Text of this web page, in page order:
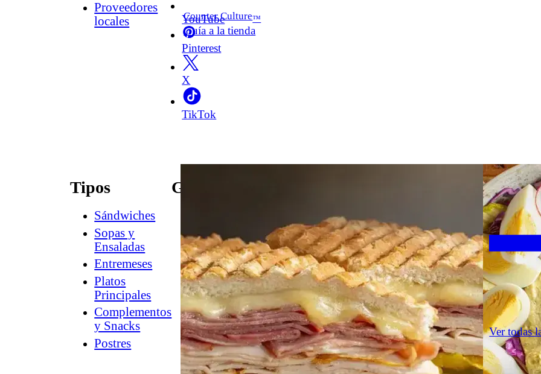
Proveedores
locales
YouTube
Pinterest
X
TikTok
Counter Culture™
Guía a la tienda
Tipos
Sándwiches
Sopas y
Ensaladas
Entremeses
Platos
Principales
Complementos
y Snacks
Postres
Guías
Charcuterie®
Counter
Culture™
Guía
a
la
tienda
Ver todas